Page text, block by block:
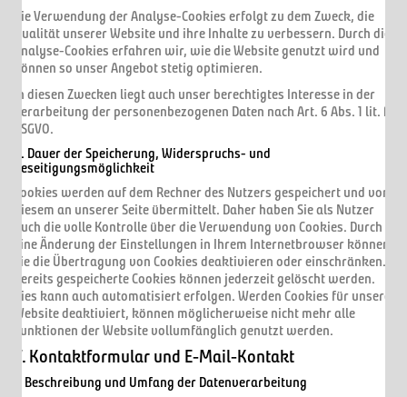
Die Verwendung der Analyse-Cookies erfolgt zu dem Zweck, die
Qualität unserer Website und ihre Inhalte zu verbessern. Durch die
Analyse-Cookies erfahren wir, wie die Website genutzt wird und
können so unser Angebot stetig optimieren.
In diesen Zwecken liegt auch unser berechtigtes Interesse in der
Verarbeitung der personenbezogenen Daten nach Art. 6 Abs. 1 lit. f
DSGVO.
4. Dauer der Speicherung, Widerspruchs- und
Beseitigungsmöglichkeit
Cookies werden auf dem Rechner des Nutzers gespeichert und von
diesem an unserer Seite übermittelt. Daher haben Sie als Nutzer
auch die volle Kontrolle über die Verwendung von Cookies. Durch
eine Änderung der Einstellungen in Ihrem Internetbrowser können
Sie die Übertragung von Cookies deaktivieren oder einschränken.
Bereits gespeicherte Cookies können jederzeit gelöscht werden.
Dies kann auch automatisiert erfolgen. Werden Cookies für unsere
Website deaktiviert, können möglicherweise nicht mehr alle
Funktionen der Website vollumfänglich genutzt werden.
V. Kontaktformular und E-Mail-Kontakt
1. Beschreibung und Umfang der Datenverarbeitung